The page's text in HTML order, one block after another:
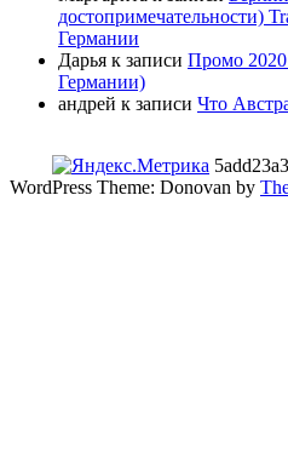
достопримечательности)
Германии
Дарья к записи Промо 2020
Германии)
андрей к записи Что
WordPress Theme: Donovan by